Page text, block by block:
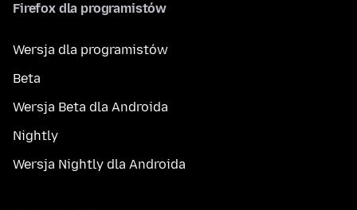
Firefox dla programistów
Wersja dla programistów
Beta
Wersja Beta dla Androida
Nightly
Wersja Nightly dla Androida